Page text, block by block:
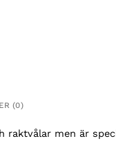
(0)
raktvålar men är